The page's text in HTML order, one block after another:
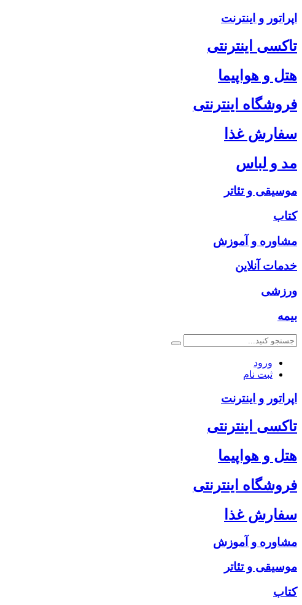
اپراتور و اینترنت
تاکسی اینترنتی
هتل و هواپیما
فروشگاه اینترنتی
سفارش غذا
مد و لباس
موسیقی و تئاتر
کتاب
مشاوره و آموزش
خدمات آنلاین
ورزشی
بیمه
ورود
ثبت نام
اپراتور و اینترنت
تاکسی اینترنتی
هتل و هواپیما
فروشگاه اینترنتی
سفارش غذا
مشاوره و آموزش
موسیقی و تئاتر
کتاب